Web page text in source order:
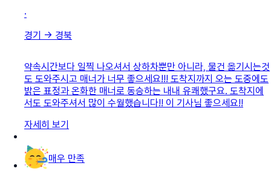
·
경기 → 경북
약속시간보다 일찍 나오셔서 상하차뿐만 아니라, 물건 옮기시는것
도 도와주시고 매너가 너무 좋으세요!!! 도착지까지 오는 도중에도
밝은 표정과 온화한 매너로 동승하는 내내 유쾌했구요. 도착지에
서도 도와주셔서 많이 수월했습니다!! 이 기사님 좋으세요!!
자세히 보기
매우 만족